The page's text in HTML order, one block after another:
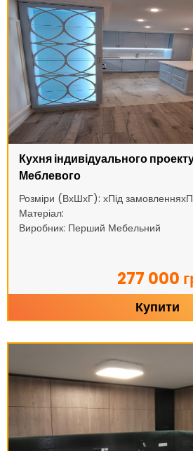
Кухня індивідуального
Меблевого
Розміри (ВхШхГ): хПід
Матеріал:
Виробник: Перший Мебельний
277 000
Купити